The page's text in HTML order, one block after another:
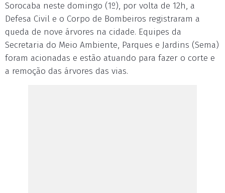
Sorocaba neste domingo (1º), por volta de 12h, a
Defesa Civil e o Corpo de Bombeiros registraram a
queda de nove árvores na cidade. Equipes da
Secretaria do Meio Ambiente, Parques e Jardins (Sema)
foram acionadas e estão atuando para fazer o corte e
a remoção das árvores das vias.